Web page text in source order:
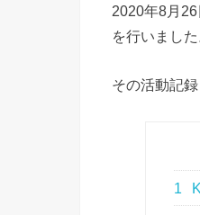
2020年8月
を行いました
その活動記
1